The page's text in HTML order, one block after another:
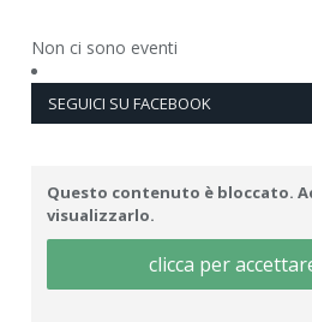
Non ci sono eventi
SEGUICI SU FACEBOOK
Questo contenuto è bloccato.
visualizzarlo.
clicca per